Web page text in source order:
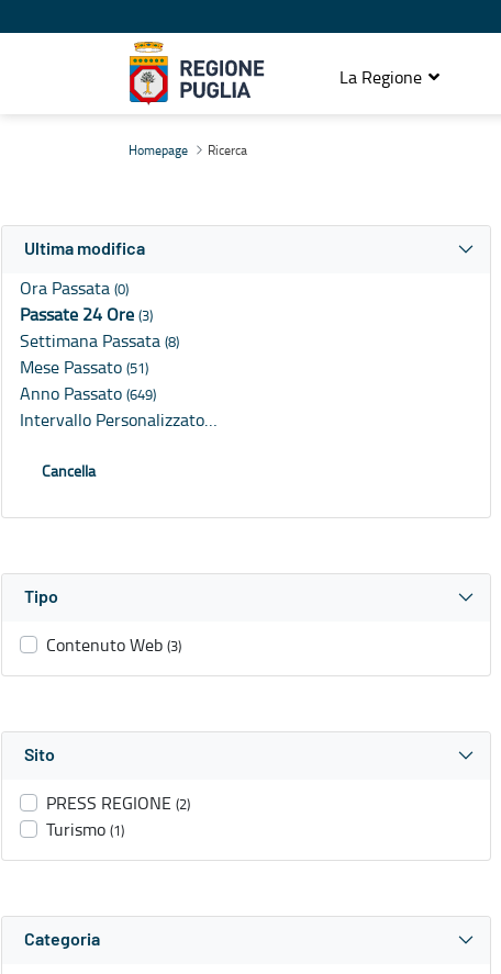
La Regione
Homepage Ricerca
Ultima modifica
Ora Passata (0)
Passate 24 Ore (3)
Settimana Passata (8)
Mese Passato (51)
Anno Passato (649)
Intervallo Personalizzato…
Cancella
Tipo
Contenuto Web (3)
Sito
PRESS REGIONE (2)
Turismo (1)
Categoria